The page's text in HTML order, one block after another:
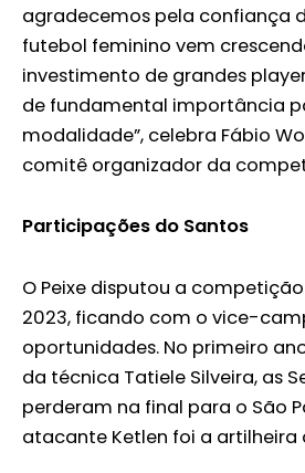
agradecemos pela confiança
futebol feminino vem
investimento de grandes
de fundamental importância
modalidade”, celebra Fábio
comitê organizador da
Participações do Santos
O Peixe disputou a competição
2023, ficando com o vice-
oportunidades. No primeiro
da técnica Tatiele Silveira, as
perderam na final para o São
atacante Ketlen foi a artilheira